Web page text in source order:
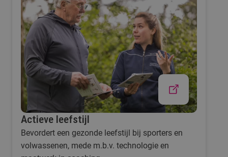
Actieve leefstijl
Bevordert een gezonde leefstijl bij sporters en
volwassenen, mede m.b.v. technologie en